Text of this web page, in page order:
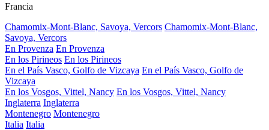
Francia
Chamomix-Mont-Blanc, Savoya, Vercors Chamomix-Mont-Blanc,
Savoya, Vercors
En Provenza En Provenza
En los Pirineos En los Pirineos
En el País Vasco, Golfo de Vizcaya En el País Vasco, Golfo de
Vizcaya
En los Vosgos, Vittel, Nancy En los Vosgos, Vittel, Nancy
Inglaterra Inglaterra
Montenegro Montenegro
Italia Italia